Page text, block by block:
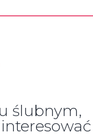
ślubnym,